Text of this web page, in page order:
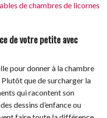
de chambres de licornes
de votre petite avec
pour donner à la chambre
que de surcharger la
qui racontent son
dessins d’enfance ou